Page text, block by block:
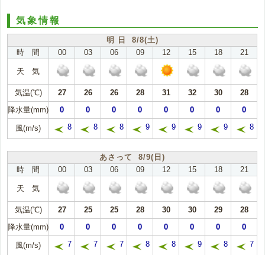
気象情報
明 日 8/8(土)
時 間
00 03 06 09 12 15 18 21
天 気
気温(℃) 27 26 26 28 31 32 30
28
降水量(mm)
0 0 0 0 0 0 0 0
風(m/s) 8 8 8 9 9 9 9 8
あさって 8/9(日)
時 間
00 03 06 09 12 15 18 21
天 気
気温(℃) 27 25 25 28 30 30 29
28
降水量(mm)
0 0 0 0 0 0 0 0
風(m/s) 7 7 7 8 8 9 8 7